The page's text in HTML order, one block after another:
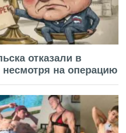
отказали в
несмотря на операцию